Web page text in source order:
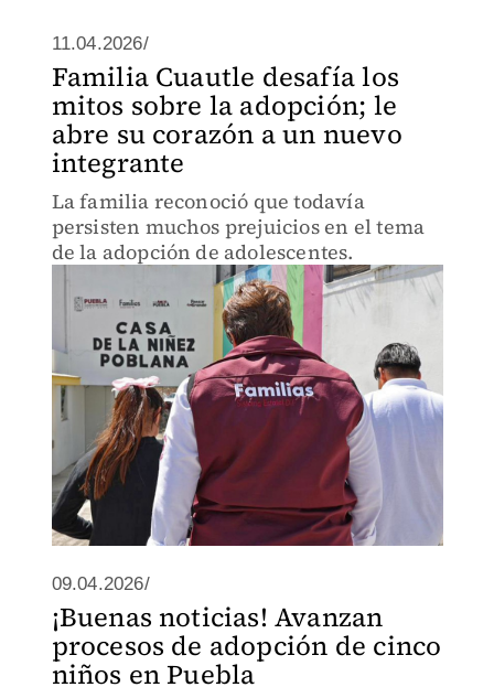
11.04.2026/
Familia Cuautle desafía los
mitos sobre la adopción; le
abre su corazón a un nuevo
integrante
La familia reconoció que todavía
persisten muchos prejuicios en el tema
de la adopción de adolescentes.
09.04.2026/
¡Buenas noticias! Avanzan
procesos de adopción de cinco
niños en Puebla